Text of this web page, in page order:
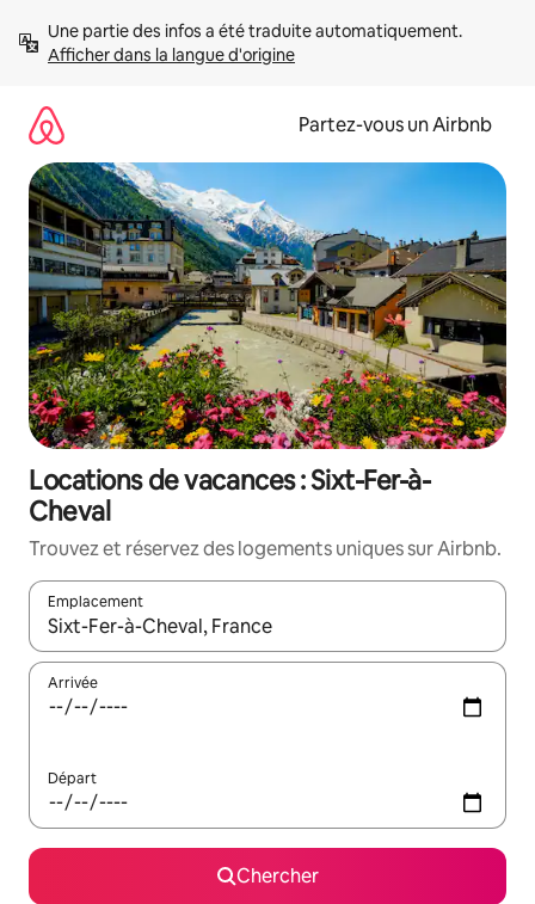
directement
Afficher dans la langue d'origine
Partez-vous un Airbnb
Locations de vacances : Sixt-Fer-à-
Cheval
Trouvez et réservez des logements uniques sur Airbnb.
Emplacement
Quand les résultats sont affichés, parcourez-les en utilisant
Arrivée
Départ
Chercher